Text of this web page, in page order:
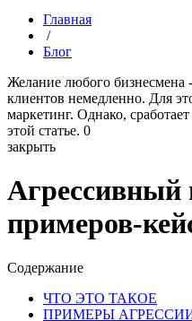
Главная
/
Блог
Желание любого бизнесмена
клиентов немедленно. Для
маркетинг. Однако,
этой статье. 0
закрыть
Агрессивный
примеров-
Содержание
ЧТО ЭТО ТАКОЕ
ПРИМЕРЫ